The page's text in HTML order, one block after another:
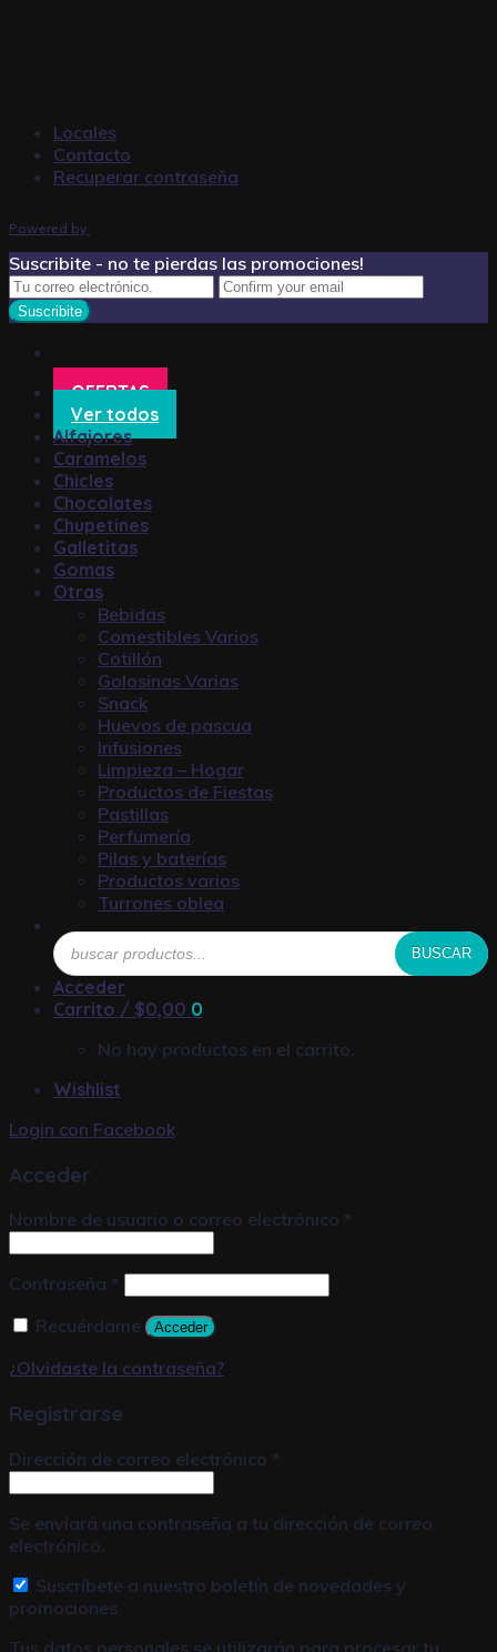
Locales
Contacto
Recuperar contraseña
Powered by
Suscribite - no te pierdas las promociones!
OFERTAS
Ver todos
Alfajores
Caramelos
Chicles
Chocolates
Chupetines
Galletitas
Gomas
Otras
Bebidas
Comestibles Varios
Cotillón
Golosinas Varias
Snack
Huevos de pascua
Infusiones
Limpieza – Hogar
Productos de Fiestas
Pastillas
Perfumería
Pilas y baterías
Productos varios
Turrones oblea
Búsqueda
de
productos
BUSCAR
Acceder
Carrito / $0,00 0
No hay productos en el carrito.
Wishlist
Login con Facebook
Acceder
Nombre de usuario o correo electrónico *
Contraseña *
Recuérdame
Acceder
¿Olvidaste la contraseña?
Registrarse
Dirección de correo electrónico *
Se enviará una contraseña a tu dirección de correo
electrónico.
Suscríbete a nuestro boletín de novedades y
promociones
Tus datos personales se utilizarán para procesar tu